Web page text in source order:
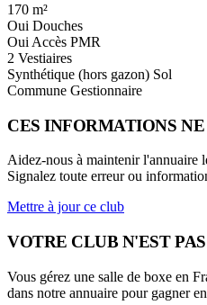
170 m²
Oui Douches
Oui Accès PMR
2 Vestiaires
Synthétique (hors gazon) Sol
Commune Gestionnaire
CES INFORMATIONS
Aidez-nous à maintenir l'annuaire
Signalez toute erreur ou
Mettre à jour ce club
VOTRE CLUB N'EST
Vous gérez une salle de boxe en
dans notre annuaire pour gagner